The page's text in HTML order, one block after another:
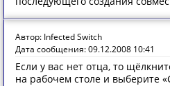
Автор: Infected Switch
Дата сообщения: 09.12.2008 10:41
Если у вас нет отца, то
на рабочем столе и выберите